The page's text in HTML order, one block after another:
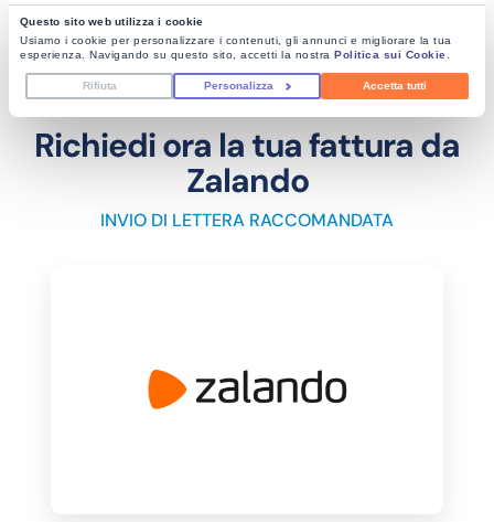
Questo sito web utilizza i cookie
Usiamo i cookie per personalizzare i contenuti, gli annunci e migliorare la tua
esperienza. Navigando su questo sito, accetti la nostra Politica sui Cookie
Accetta tutti
Personalizza
Rifiuta
Richiedi ora la tua fattura da
Zalando
INVIO DI LETTERA RACCOMANDATA